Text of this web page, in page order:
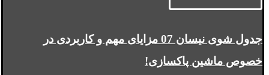
جدول شوی نیسان 07 مزایای مهم و کاربردی در
خصوص ماشین پاکسازی!